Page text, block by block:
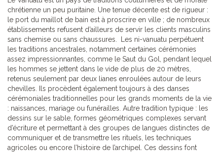
chrétienne un peu puritaine. Une tenue décente est de rigueur :
le port du maillot de bain est à proscrire en ville ; de nombreux
établissements refusent d’ailleurs de servir les clients masculins
sans chemise ou sans chaussures. Les ni-vanuatu perpétuent
les traditions ancestrales, notamment certaines cérémonies
assez impressionnantes, comme le Saut du Gol, pendant lequel
les hommes se jettent dans le vide de plus de 20 mètres,
retenus seulement par deux lianes enroulées autour de leurs
chevilles. Ils procèdent également toujours à des danses
cérémoniales traditionnelles pour les grands moments de la vie
: naissances, mariage ou funérailles. Autre tradition typique : les
dessins sur le sable, formes géométriques complexes servant
d’écriture et permettant à des groupes de langues distinctes de
communiquer et de transmettre les rituels, les techniques
agricoles ou encore l’histoire de l’archipel. Ces dessins font